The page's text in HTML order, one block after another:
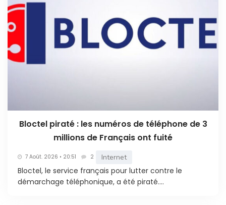
Bloctel piraté : les numéros de téléphone de 3
millions de Français ont fuité
7 Août. 2026 • 20:51 2 Internet
Bloctel, le service français pour lutter contre le
démarchage téléphonique, a été piraté....